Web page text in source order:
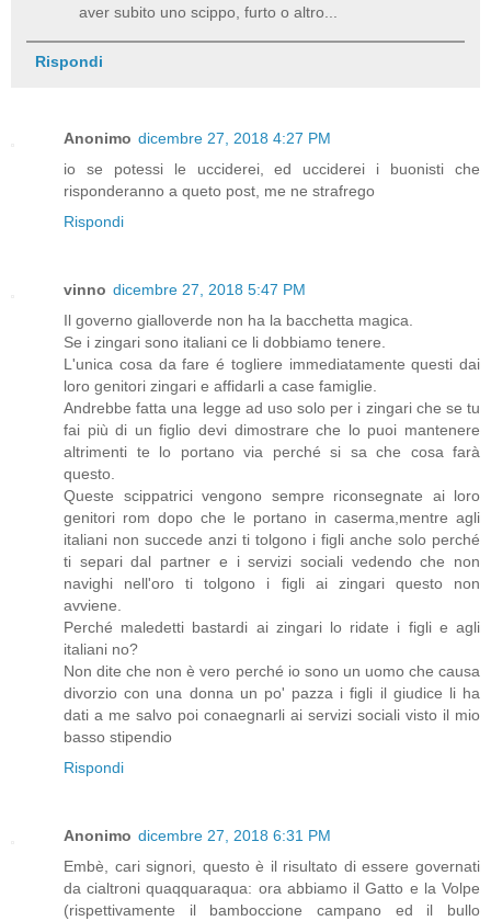
aver subito uno scippo, furto o altro...
Rispondi
Anonimo dicembre 27, 2018 4:27 PM
io se potessi le ucciderei, ed ucciderei i buonisti che
risponderanno a queto post, me ne strafrego
Rispondi
vinno dicembre 27, 2018 5:47 PM
Il governo gialloverde non ha la bacchetta magica.
Se i zingari sono italiani ce li dobbiamo tenere.
L'unica cosa da fare é togliere immediatamente questi dai
loro genitori zingari e affidarli a case famiglie.
Andrebbe fatta una legge ad uso solo per i zingari che se tu
fai più di un figlio devi dimostrare che lo puoi mantenere
altrimenti te lo portano via perché si sa che cosa farà
questo.
Queste scippatrici vengono sempre riconsegnate ai loro
genitori rom dopo che le portano in caserma,mentre agli
italiani non succede anzi ti tolgono i figli anche solo perché
ti separi dal partner e i servizi sociali vedendo che non
navighi nell'oro ti tolgono i figli ai zingari questo non
avviene.
Perché maledetti bastardi ai zingari lo ridate i figli e agli
italiani no?
Non dite che non è vero perché io sono un uomo che causa
divorzio con una donna un po' pazza i figli il giudice li ha
dati a me salvo poi conaegnarli ai servizi sociali visto il mio
basso stipendio
Rispondi
Anonimo dicembre 27, 2018 6:31 PM
Embè, cari signori, questo è il risultato di essere governati
da cialtroni quaqquaraqua: ora abbiamo il Gatto e la Volpe
(rispettivamente il bamboccione campano ed il bullo